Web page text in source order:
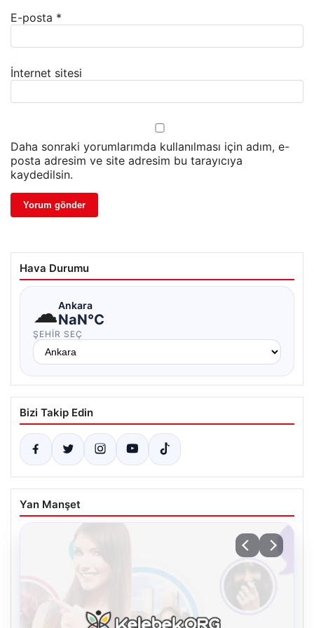
E-posta *
İnternet sitesi
Daha sonraki yorumlarımda kullanılması için adım, e-
posta adresim ve site adresim bu tarayıcıya
kaydedilsin.
Hava Durumu
☁Ankara
NaN°C
ŞEHIR SEÇ
Bizi Takip Edin
Yan Manşet